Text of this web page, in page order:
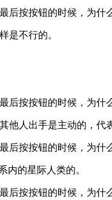
是不行的。
他人出手是主动的，代
内的星际人类的。